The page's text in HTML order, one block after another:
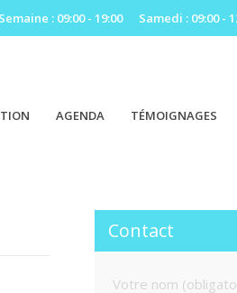
Semaine : 09:00 - 19:00 Samedi : 09:00 -
AGENDA TÉMOIGNAGES
Contact
Votre nom